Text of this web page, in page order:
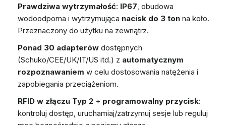
Prawdziwa wytrzymałość: IP67, obudowa
wodoodporna i wytrzymująca nacisk do 3 ton na koło.
Przeznaczony do użytku na zewnątrz.
Ponad 30 adapterów dostępnych
(Schuko/CEE/UK/IT/US itd.) z automatycznym
rozpoznawaniem w celu dostosowania natężenia i
zapobiegania przeciążeniom.
RFID w złączu Typ 2 + programowalny przycisk:
kontroluj dostęp, uruchamiaj/zatrzymuj sesje lub reguluj